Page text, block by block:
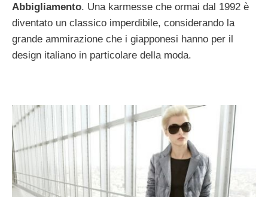
Abbigliamento. Una karmesse che ormai dal 1992 è
diventato un classico imperdibile, considerando la
grande ammirazione che i giapponesi hanno per il
design italiano in particolare della moda.